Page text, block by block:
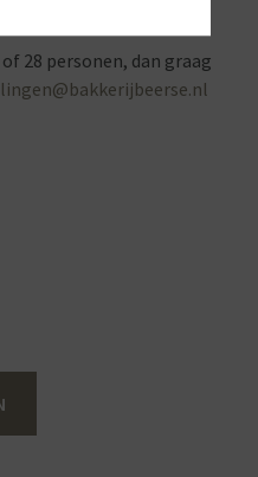
28 personen, dan graag